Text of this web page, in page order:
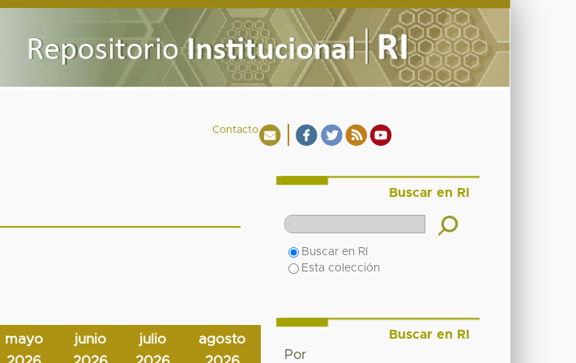
Contacto
mayo
junio
julio
agosto
Buscar en RI
Buscar en RI
Esta colección
Buscar en RI
Por